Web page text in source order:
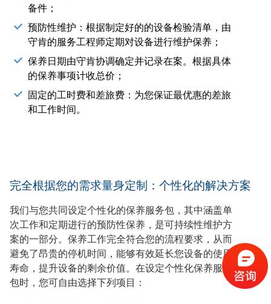
备件；
预防性维护：根据制定好的的设备检验清单，由
守肯的服务工程师定期对设备进行维护保养；
保养日期由守肯协调确定并记录在案。根据具体
的保养事项计收总价；
固定的工时费和差旅费：为您保证最优惠的差旅
和工作时间。
完全根据您的需求量身定制：个性化的解决方案
我们与您共同设定个性化的保养服务包，其中涵盖单
次工作和定期进行的预防性保养，是可持续性维护方
案的一部分。保养工作完全符合您的流程要求，从而
避免了昂贵的停机时间，能够有效延长您设备的使用
寿命，提升设备的剩余价值。在设定个性化保养服务
包时，您可自由选择下列项目：